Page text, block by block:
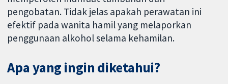
pengobatan. Tidak jelas apakah perawatan ini
efektif pada wanita hamil yang melaporkan
penggunaan alkohol selama kehamilan.
Apa yang ingin diketahui?